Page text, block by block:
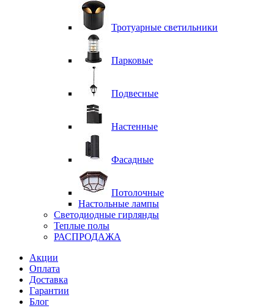
Тротуарные светильники
Парковые
Подвесные
Настенные
Фасадные
Потолочные
Настольные лампы
Светодиодные гирлянды
Теплые полы
РАСПРОДАЖА
Акции
Оплата
Доставка
Гарантии
Блог